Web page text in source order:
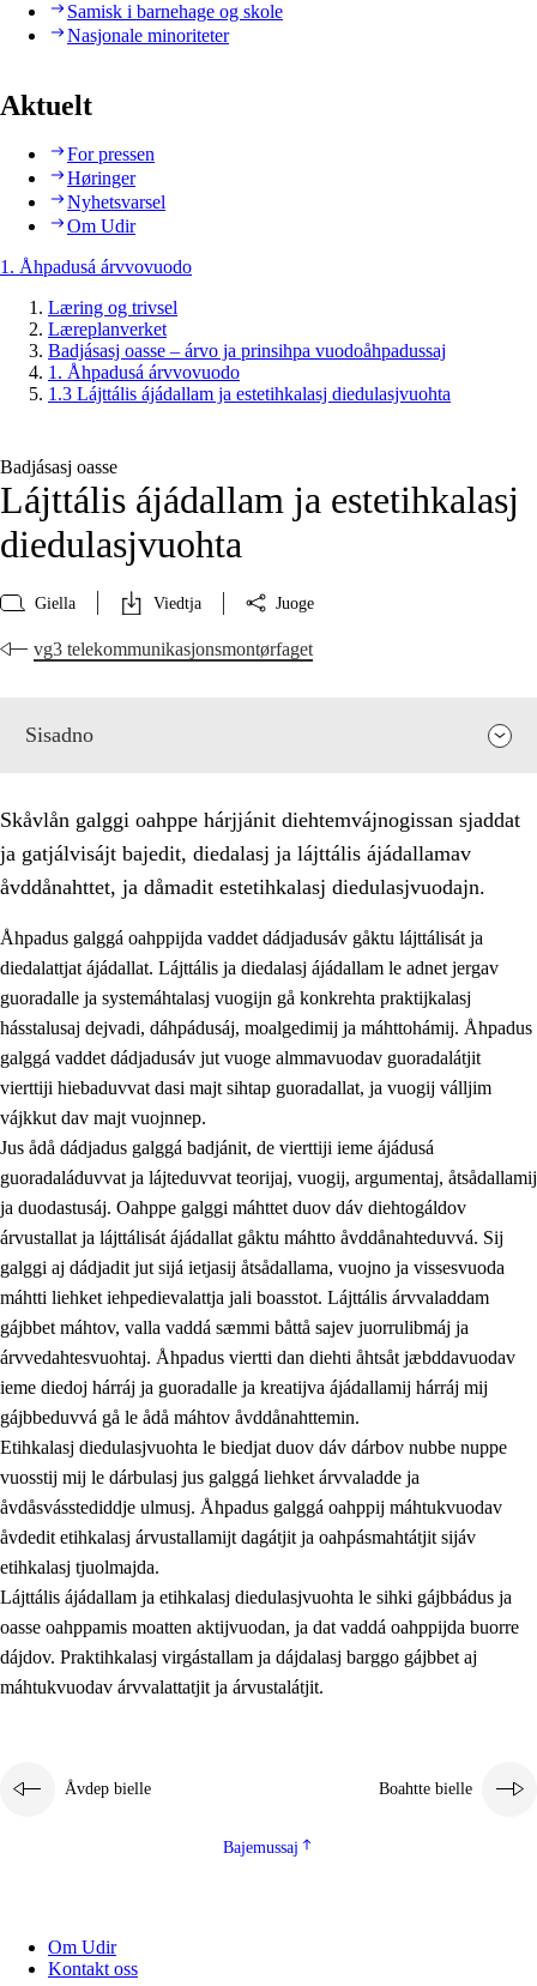
Samisk i barnehage og skole
Nasjonale minoriteter
Aktuelt
For pressen
Høringer
Nyhetsvarsel
Om Udir
1. Åhpadusá árvvovuodo
Læring og trivsel
Læreplanverket
Badjásasj oasse – árvo ja prinsihpa vuodoåhpadussaj
1. Åhpadusá árvvovuodo
1.3 Lájttális ájádallam ja estetihkalasj diedulasjvuohta
Badjásasj oasse
Lájttális ájádallam ja estetihkalasj
diedulasjvuohta
Giella Viedtja Juoge
vg3 telekommunikasjonsmontørfaget
Sisadno
1. Åhpadusá árvvovuodo
1.1 Almasjárvvo
1.2 Identitiehtta ja kultuvralasj moattevuohta
1.3 Lájttális ájádallam ja estetihkalasj diedulasjvuohta
1.4 Dahkamávvo, berustibme ja diehtemvájnogisvuohta
1.5 Vieledus luonnduj ja birásdiedulasjvuohta
1.6 Demokratijja ja oassálasstem
Skåvlån galggi oahppe hárjjánit diehtemvájnogissan sjaddat
ja gatjálvisájt bajedit, diedalasj ja lájttális ájádallamav
åvddånahttet, ja dåmadit estetihkalasj diedulasjvuodajn.
Åhpadus galggá oahppijda vaddet dádjadusáv gåktu lájttálisát ja
diedalattjat ájádallat. Lájttális ja diedalasj ájádallam le adnet jergav
guoradalle ja systemáhtalasj vuogijn gå konkrehta praktijkalasj
hásstalusaj dejvadi, dáhpádusáj, moalgedimij ja máhttohámij. Åhpadus
galggá vaddet dádjadusáv jut vuoge almmavuodav guoradalátjit
vierttiji hiebaduvvat dasi majt sihtap guoradallat, ja vuogij válljim
vájkkut dav majt vuojnnep.
Jus ådå dádjadus galggá badjánit, de vierttiji ieme ájádusá
guoradaláduvvat ja lájteduvvat teorijaj, vuogij, argumentaj, åtsådallamij
ja duodastusáj. Oahppe galggi máhttet duov dáv diehtogáldov
árvustallat ja lájttálisát ájádallat gåktu máhtto åvddånahteduvvá. Sij
galggi aj dádjadit jut sijá ietjasij åtsådallama, vuojno ja vissesvuoda
máhtti liehket iehpedievalattja jali boasstot. Lájttális árvvaladdam
gájbbet máhtov, valla vaddá sæmmi båttå sajev juorrulibmáj ja
árvvedahtesvuohtaj. Åhpadus viertti dan diehti åhtsåt jæbddavuodav
ieme diedoj hárráj ja guoradalle ja kreatijva ájádallamij hárráj mij
gájbbeduvvá gå le ådå máhtov åvddånahttemin.
Etihkalasj diedulasjvuohta le biedjat duov dáv dárbov nubbe nuppe
vuosstij mij le dárbulasj jus galggá liehket árvvaladde ja
åvdåsvásstediddje ulmusj. Åhpadus galggá oahppij máhtukvuodav
åvdedit etihkalasj árvustallamijt dagátjit ja oahpásmahtátjit sijáv
etihkalasj tjuolmajda.
Lájttális ájádallam ja etihkalasj diedulasjvuohta le sihki gájbbádus ja
oasse oahppamis moatten aktijvuodan, ja dat vaddá oahppijda buorre
dájdov. Praktihkalasj virgástallam ja dájdalasj barggo gájbbet aj
máhtukvuodav árvvalattatjit ja árvustalátjit.
Åvdep bielle Boahtte bielle
Bajemussaj
Om Udir
Kontakt oss